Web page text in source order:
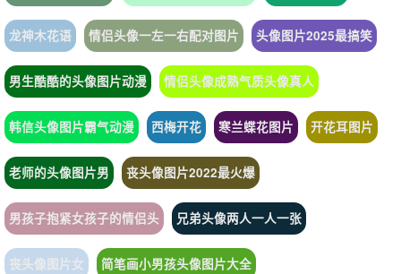
龙神木花语 情侣头像一左一右配对图片 头像图片2025最搞笑
男生酷酷的头像图片动漫 情侣头像成熟气质头像真人
韩信头像图片霸气动漫 西梅开花 寒兰蝶花图片 开花耳图片
老师的头像图片男 丧头像图片2022最火爆
男孩子抱紧女孩子的情侣头 兄弟头像两人一人一张
丧头像图片女 简笔画小男孩头像图片大全